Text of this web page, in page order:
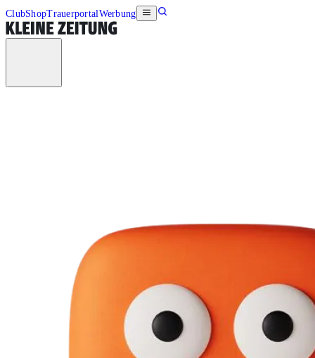
ClubShopTrauerportalWerbung